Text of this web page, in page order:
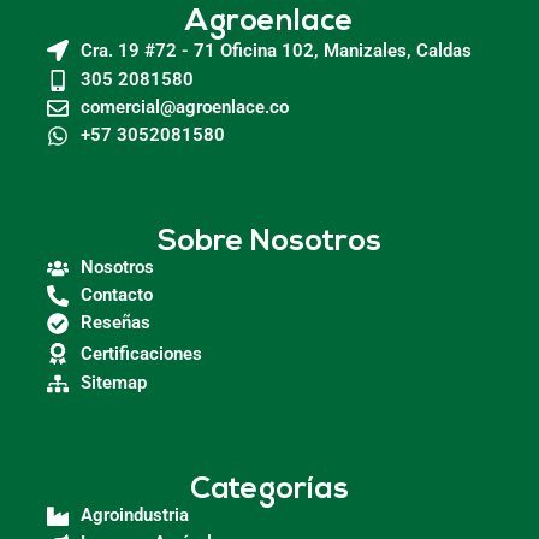
Agroenlace
Cra. 19 #72 - 71 Oficina 102, Manizales, Caldas
305 2081580
comercial@agroenlace.co
+57 3052081580
Sobre Nosotros
Nosotros
Contacto
Reseñas
Certificaciones
Sitemap
Categorías
Agroindustria